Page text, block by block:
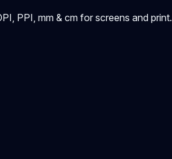
PPI, mm & cm for screens and print.